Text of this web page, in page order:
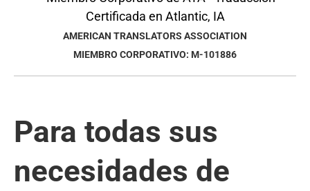
AMERICAN TRANSLATORS ASSOCIATION
MIEMBRO CORPORATIVO: M-101886
Para todas sus
necesidades de